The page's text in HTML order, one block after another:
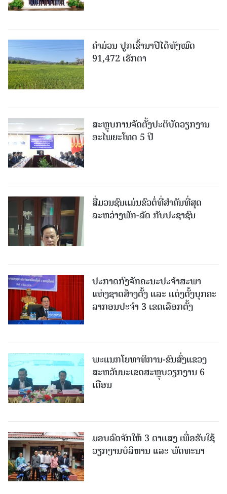
ຄໍາມ່ວນ ປູກເຂົ້ານາປີໄດ້ທັງໝົດ
91,472 ເຮັກຕາ
ສະຫຼຸບການຈັດຕັ້ງປະຕິບັດວຽກງານ
ອະໄພຍະໂທດ 5 ປີ
ສື່ມວນຊົນແມ່ນຂົວຕໍ່ທີ່ສໍາຄັນທີ່ສຸດ
ລະຫວ່າງພັກ-ລັດ ກັບປະຊາຊົນ
ປະກາດກົງຈັກຄະນະປະຈໍາສະພາ
ແຫ່ງຊາດສ້າງຕັ້ງ ແລະ ແຕ່ງຕັ້ງບຸກຄະ
ລາກອນປະຈໍາ 3 ເຂດເລືອກຕັ້ງ
ພະແນກໂຍທາທິການ-ຂົນສົ່ງແຂວງ
ສະຫວັນນະເຂດສະຫຼຸບວຽກງານ 6
ເດືອນ
ມອບລົດຈັກໃຫ້ 3 ຕາແສງ ເພື່ອຮັບໃຊ້
ວຽກງານບໍລິຫານ ແລະ ພັດທະນາ